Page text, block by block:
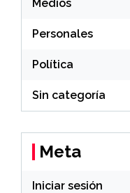
Medios
Personales
Política
Sin categoría
Meta
Iniciar sesión